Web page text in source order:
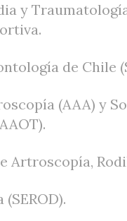
y
de Chile
(AAA) y
Artroscopía,